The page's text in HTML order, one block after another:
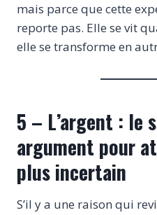
mais parce que cette
reporte pas. Elle se vit
elle se transforme en
5 – L’argent : le
argument pour
plus incertain
S’il y a une raison qui